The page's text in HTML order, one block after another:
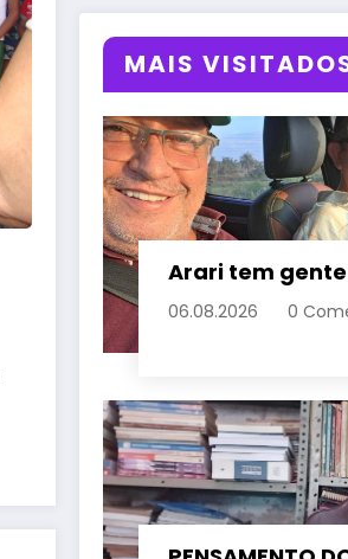
MAIS
Arari tem
06.08.2026 0